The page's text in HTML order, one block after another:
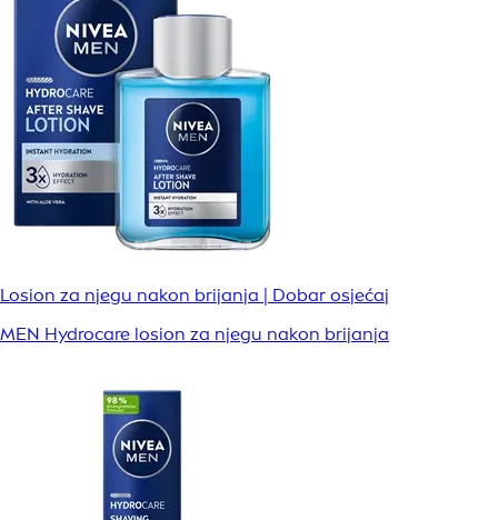
Losion za njegu nakon brijanja | Dobar osjećaj
MEN Hydrocare losion za njegu nakon brijanja